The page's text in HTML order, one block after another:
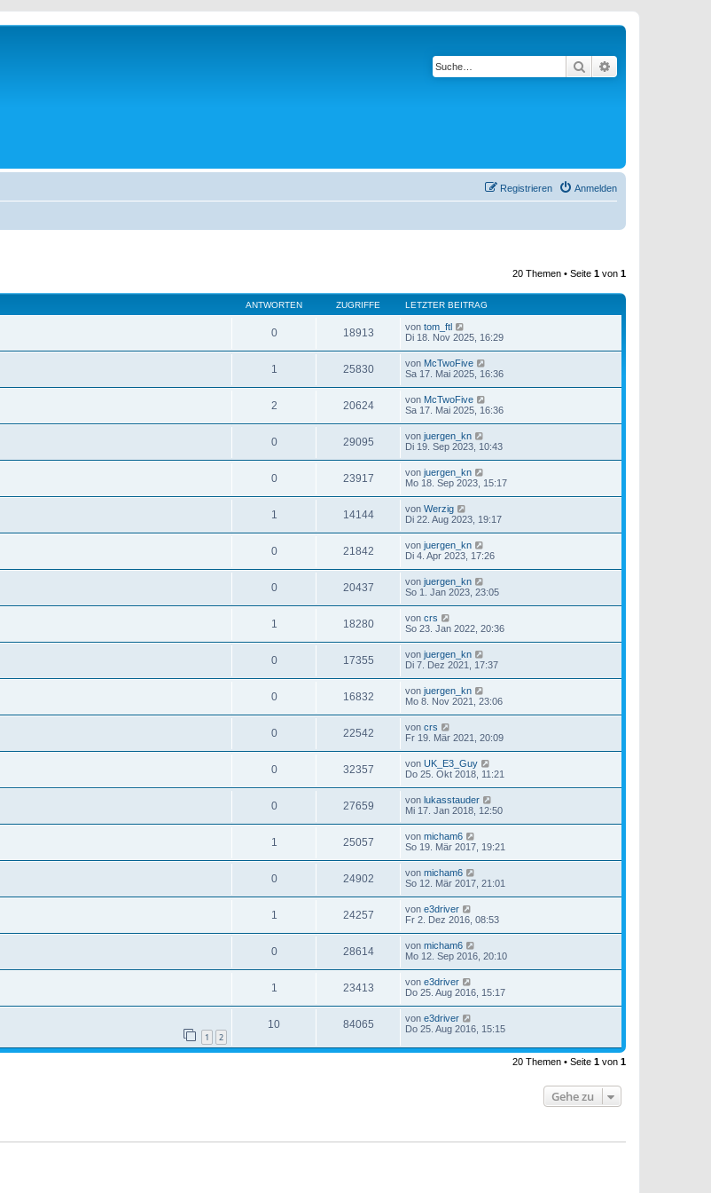
Suche
Anmelden
Registrieren
20 Themen • Seite 1 von 1
ANTWORTEN ZUGRIFFE LETZTER BEITRAG
0 18913 von tom_ftl
Di 18. Nov 2025, 16:29
1 25830 von McTwoFive
Sa 17. Mai 2025, 16:36
2 20624 von McTwoFive
Sa 17. Mai 2025, 16:36
0 29095 von juergen_kn
Di 19. Sep 2023, 10:43
0 23917 von juergen_kn
Mo 18. Sep 2023, 15:17
1 14144 von Werzig
Di 22. Aug 2023, 19:17
0 21842 von juergen_kn
Di 4. Apr 2023, 17:26
0 20437 von juergen_kn
So 1. Jan 2023, 23:05
1 18280 von crs
So 23. Jan 2022, 20:36
0 17355 von juergen_kn
Di 7. Dez 2021, 17:37
0 16832 von juergen_kn
Mo 8. Nov 2021, 23:06
0 22542 von crs
Fr 19. Mär 2021, 20:09
0 32357 von UK_E3_Guy
Do 25. Okt 2018, 11:21
0 27659 von lukasstauder
Mi 17. Jan 2018, 12:50
1 25057 von micham6
So 19. Mär 2017, 19:21
0 24902 von micham6
So 12. Mär 2017, 21:01
1 24257 von e3driver
Fr 2. Dez 2016, 08:53
0 28614 von micham6
Mo 12. Sep 2016, 20:10
1 23413 von e3driver
Do 25. Aug 2016, 15:17
1 2
10 84065 von e3driver
Do 25. Aug 2016, 15:15
20 Themen • Seite 1 von 1
Gehe zu